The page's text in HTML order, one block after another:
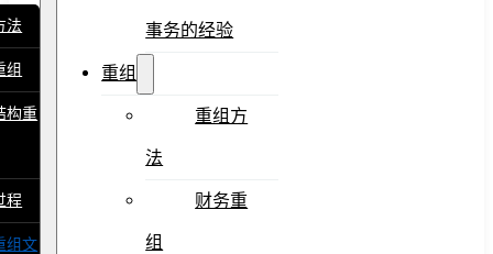
法
组
构重
程
组文
事务的经验
重组
重组方
法
财务重
组